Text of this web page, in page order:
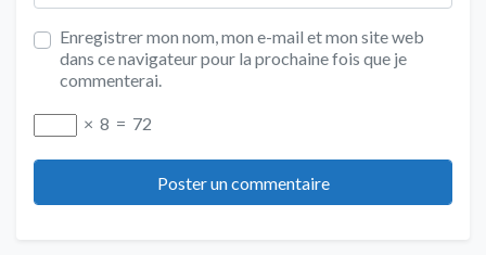
Enregistrer mon nom, mon e-mail et mon site web
dans ce navigateur pour la prochaine fois que je
commenterai.
× 8 = 72